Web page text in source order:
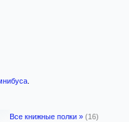
.
Все книжные полки » (16)